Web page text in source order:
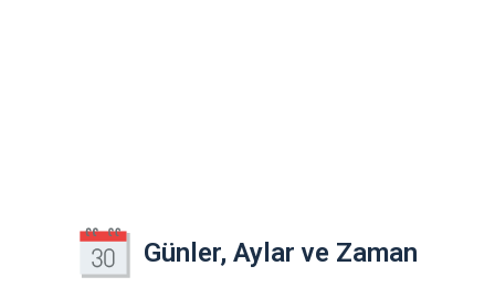
Günler, Aylar ve Zaman